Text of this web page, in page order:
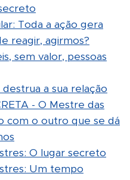
Toda a ação gera
reagir, agirmos?
sem valor, pessoas
a sua relação
- O Mestre das
com o outro que se dá
O lugar secreto
Um tempo